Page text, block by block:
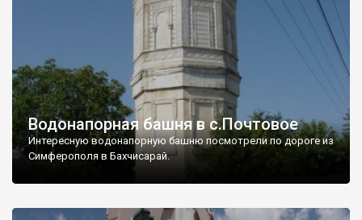
Водонапорная башня в с.Почтовое
Интересную водонапорную башню посмотрели по дороге из
Симферополя в Бахчисарай.